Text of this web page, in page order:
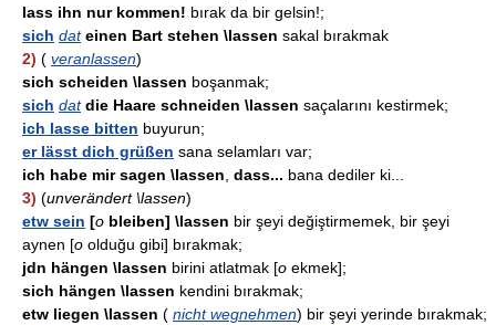
lass ihn nur kommen! bırak da bir gelsin!;
sich dat einen Bart stehen \lassen sakal bırakmak
2) ( veranlassen)
sich scheiden \lassen boşanmak;
sich dat die Haare schneiden \lassen saçalarını kestirmek;
ich lasse bitten buyurun;
er lässt dich grüßen sana selamları var;
ich habe mir sagen \lassen, dass... bana dediler ki...
3) (unverändert \lassen)
etw sein [o bleiben] \lassen bir şeyi değiştirmemek, bir şeyi
aynen [o olduğu gibi] bırakmak;
jdn hängen \lassen birini atlatmak [o ekmek];
sich hängen \lassen kendini bırakmak;
etw liegen \lassen ( nicht wegnehmen) bir şeyi yerinde bırakmak;